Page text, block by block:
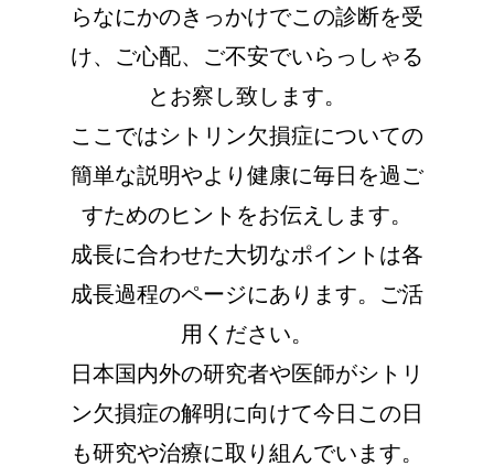
らなにかのきっかけでこの診断を受
け、ご心配、ご不安でいらっしゃる
とお察し致します。
ここではシトリン欠損症についての
簡単な説明やより健康に毎日を過ご
すためのヒントをお伝えします。
成長に合わせた大切なポイントは各
成長過程のページにあります。ご活
用ください。
日本国内外の研究者や医師がシトリ
ン欠損症の解明に向けて今日この日
も研究や治療に取り組んでいます。